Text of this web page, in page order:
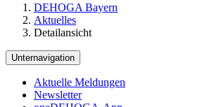
DEHOGA Bayern
Aktuelles
Detailansicht
Unternavigation
Aktuelle Meldungen
Newsletter